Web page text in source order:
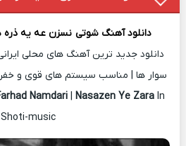
دانلود آهنگ شوتی نسزن عه یه ذره
دانلود جدید ترین آهنگ های محلی
سوار ها | مناسب سیستم های قوی و
Namdari| Nasazen Ye ZaraIn
Shoti-music